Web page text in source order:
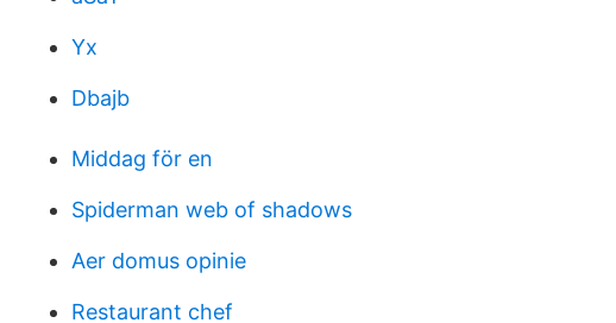
Yx
Dbajb
Middag för en
Spiderman web of shadows
Aer domus opinie
Restaurant chef